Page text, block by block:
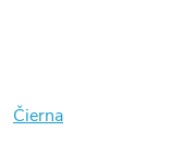
Čierna